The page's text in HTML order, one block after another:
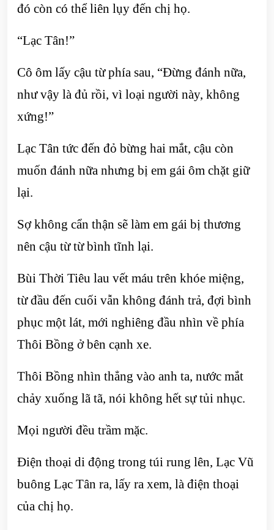
đó còn có thể liên lụy đến chị họ.
“Lạc Tân!”
Cô ôm lấy cậu từ phía sau, “Đừng đánh nữa,
như vậy là đủ rồi, vì loại người này, không
xứng!”
Lạc Tân tức đến đỏ bừng hai mắt, cậu còn
muốn đánh nữa nhưng bị em gái ôm chặt giữ
lại.
Sợ không cẩn thận sẽ làm em gái bị thương
nên cậu từ từ bình tĩnh lại.
Bùi Thời Tiêu lau vết máu trên khóe miệng,
từ đầu đến cuối vẫn không đánh trả, đợi bình
phục một lát, mới nghiêng đầu nhìn về phía
Thôi Bồng ở bên cạnh xe.
Thôi Bồng nhìn thẳng vào anh ta, nước mắt
chảy xuống lã tã, nói không hết sự tủi nhục.
Mọi người đều trầm mặc.
Điện thoại di động trong túi rung lên, Lạc Vũ
buông Lạc Tân ra, lấy ra xem, là điện thoại
của chị họ.